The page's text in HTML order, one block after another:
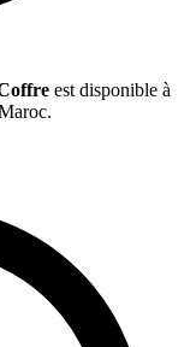
est disponible à